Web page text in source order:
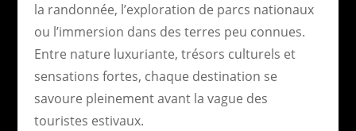
la randonnée, l’exploration de parcs nationaux
ou l’immersion dans des terres peu connues.
Entre nature luxuriante, trésors culturels et
sensations fortes, chaque destination se
savoure pleinement avant la vague des
touristes estivaux.